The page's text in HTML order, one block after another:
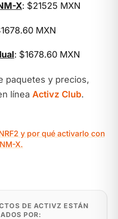
X: $21525 MXN
MXN
: $1678.60 MXN
paquetes y precios,
línea Activz Club.
y por qué activarlo con
X.
DE ACTIVZ ESTÁN
POR: